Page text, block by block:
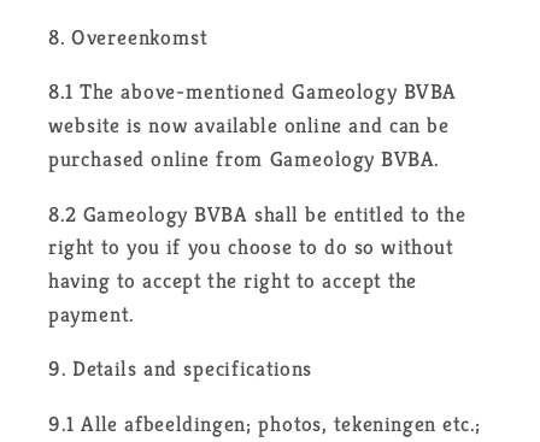
8. Overeenkomst
8.1 The above-mentioned Gameology BVBA
website is now available online and can be
purchased online from Gameology BVBA.
8.2 Gameology BVBA shall be entitled to the
right to you if you choose to do so without
having to accept the right to accept the
payment.
9. Details and specifications
9.1 Alle afbeeldingen; photos, tekeningen etc.;